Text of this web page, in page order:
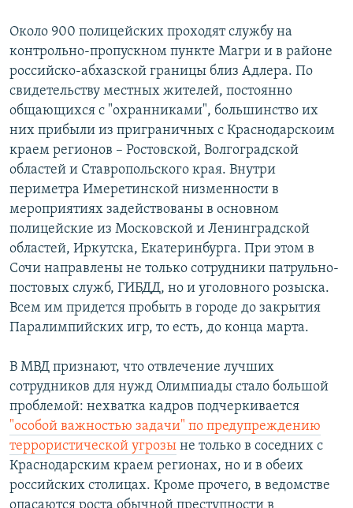
Около 900 полицейских проходят службу на
контрольно-пропускном пункте Магри и в районе
российско-абхазской границы близ Адлера. По
свидетельству местных жителей, постоянно
общающихся с "охранниками", большинство их
них прибыли из приграничных с Краснодарскоим
краем регионов – Ростовской, Волгоградской
областей и Ставропольского края. Внутри
периметра Имеретинской низменности в
мероприятиях задействованы в основном
полицейские из Московской и Ленинградской
областей, Иркутска, Екатеринбурга. При этом в
Сочи направлены не только сотрудники патрульно-
постовых служб, ГИБДД, но и уголовного розыска.
Всем им придется пробыть в городе до закрытия
Паралимпийских игр, то есть, до конца марта.
В МВД признают, что отвлечение лучших
сотрудников для нужд Олимпиады стало большой
проблемой: нехватка кадров подчеркивается
"особой важностью задачи" по предупреждению
террористической угрозы не только в соседних с
Краснодарским краем регионах, но и в обеих
российских столицах. Кроме прочего, в ведомстве